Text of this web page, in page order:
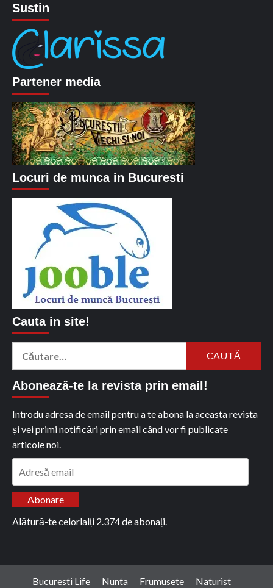
Sustin
Partener media
Locuri de munca in Bucuresti
Cauta in site!
Abonează-te la revista prin email!
Introdu adresa de email pentru a te abona la aceasta revista
și vei primi notificări prin email când vor fi publicate
articole noi.
Abonare
Alătură-te celorlalți 2.374 de abonați.
Bucuresti Life Nunta Frumusete Naturist